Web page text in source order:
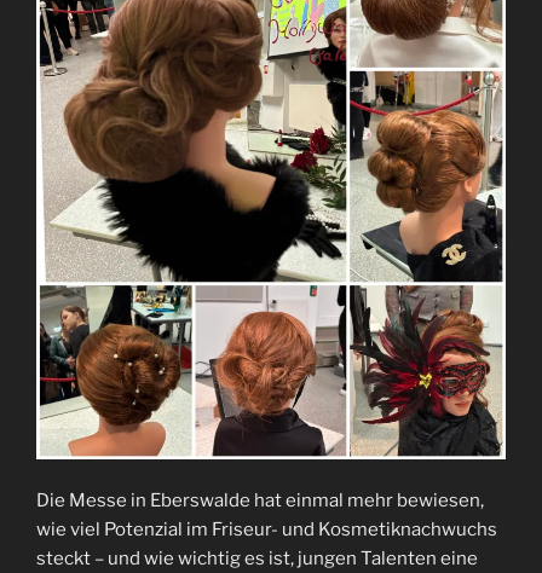
Die Messe in Eberswalde hat einmal mehr bewiesen,
wie viel Potenzial im Friseur- und Kosmetiknachwuchs
steckt – und wie wichtig es ist, jungen Talenten eine